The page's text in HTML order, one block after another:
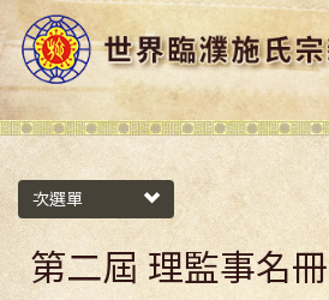
次選單
第二屆 理監事名冊